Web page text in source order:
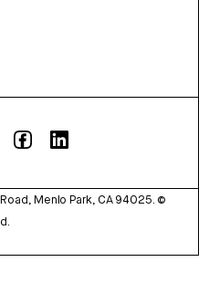
Menlo Park, CA 94025. ©